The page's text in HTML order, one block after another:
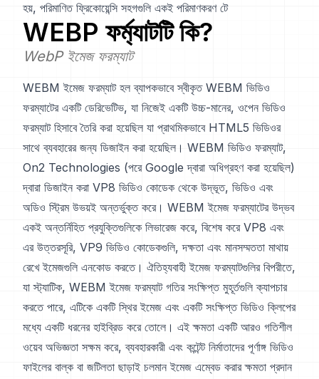
হয়, পরিমাণিত ফ্রিকোয়েন্সি সহগগুলি একই পরিমাণকরণ টে
WEBP ফর্ম্যাটটি কি?
WebP ইমেজ ফরম্যাট
WEBM ইমেজ ফরম্যাট হল ব্যাপকভাবে স্বীকৃত WEBM ভিডিও
ফরম্যাটের একটি ডেরিভেটিভ, যা নিজেই একটি উচ্চ-মানের, ওপেন ভিডিও
ফরম্যাট হিসাবে তৈরি করা হয়েছিল যা প্রাথমিকভাবে HTML5 ভিডিওর
সাথে ব্যবহারের জন্য ডিজাইন করা হয়েছিল। WEBM ভিডিও ফরম্যাট,
On2 Technologies (পরে Google দ্বারা অধিগ্রহণ করা হয়েছিল)
দ্বারা ডিজাইন করা VP8 ভিডিও কোডেক থেকে উদ্ভূত, ভিডিও এবং
অডিও স্ট্রিম উভয়ই অন্তর্ভুক্ত করে। WEBM ইমেজ ফরম্যাটের উদ্ভব
একই অন্তর্নিহিত প্রযুক্তিগুলিকে লিভারেজ করে, বিশেষ করে VP8 এবং
এর উত্তরসূরি, VP9 ভিডিও কোডেকগুলি, দক্ষতা এবং মানসম্মততা মাথায়
রেখে ইমেজগুলি এনকোড করতে। ঐতিহ্যবাহী ইমেজ ফরম্যাটগুলির বিপরীতে,
যা স্ট্যাটিক, WEBM ইমেজ ফরম্যাট গতির সংক্ষিপ্ত মুহূর্তগুলি ক্যাপচার
করতে পারে, এটিকে একটি স্থির ইমেজ এবং একটি সংক্ষিপ্ত ভিডিও ক্লিপের
মধ্যে একটি ধরনের হাইব্রিড করে তোলে। এই ক্ষমতা একটি আরও গতিশীল
ওয়েব অভিজ্ঞতা সক্ষম করে, ব্যবহারকারী এবং কন্টেন্ট নির্মাতাদের পূর্ণাঙ্গ ভিডিও
ফাইলের বাল্ক বা জটিলতা ছাড়াই চলমান ইমেজ এম্বেড করার ক্ষমতা প্রদান